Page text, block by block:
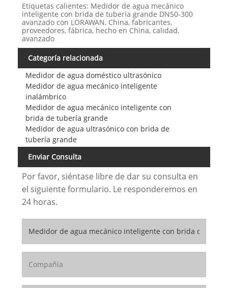
Etiquetas calientes: Medidor de agua mecánico
inteligente con brida de tubería grande DN50-300
avanzado con LORAWAN, China, fabricantes,
proveedores, fábrica, hecho en China, calidad,
avanzado
Categoría relacionada
Medidor de agua doméstico ultrasónico
Medidor de agua mecánico inteligente
inalámbrico
Medidor de agua mecánico inteligente con
brida de tubería grande
Medidor de agua ultrasónico con brida de
tubería grande
Enviar Consulta
Por favor, siéntase libre de dar su consulta en
el siguiente formulario. Le responderemos en
24 horas.